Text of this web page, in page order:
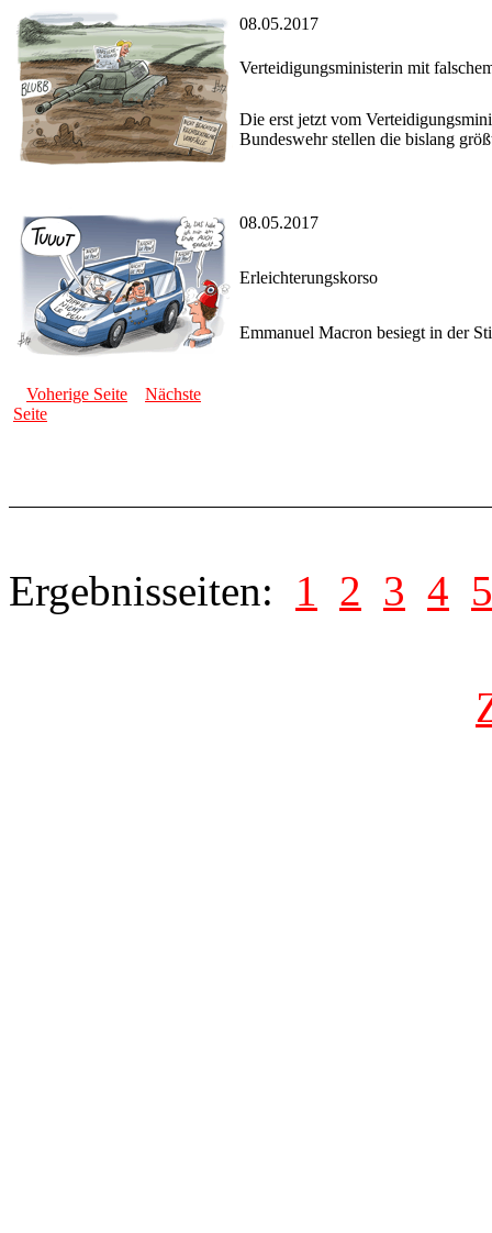
08.05.2017
Verteidigungsministerin mit
Die erst jetzt vom
Bundeswehr stellen die bislang
08.05.2017
Erleichterungskorso
Emmanuel Macron besiegt in der
Voherige Seite
Nächste
Seite
Ergebnisseiten: 1 2 3 4 5